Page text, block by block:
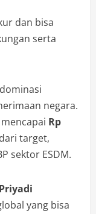
dan bisa
serta
negara.
mencapai Rp
target,
sektor ESDM.
Priyadi
yang bisa